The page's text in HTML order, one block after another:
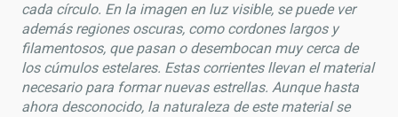
cada círculo. En la imagen en luz visible, se puede ver
además regiones oscuras, como cordones largos y
filamentosos, que pasan o desembocan muy cerca de
los cúmulos estelares. Estas corrientes llevan el material
necesario para formar nuevas estrellas. Aunque hasta
ahora desconocido, la naturaleza de este material se